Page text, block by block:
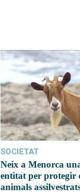
SOCIETAT
Neix a Menorca
entitat per protegir
animals